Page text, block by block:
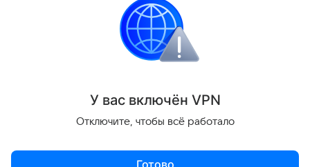
Всего, начиная с 2012 года, автомобили вручены
276 многодетным семьям.
Поделиться
У вас включён VPN
Отключите, чтобы всё работало
Готово